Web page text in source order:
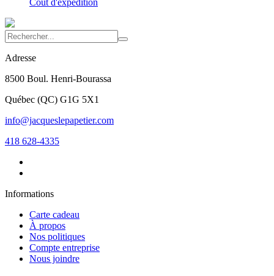
Adresse
8500 Boul. Henri-Bourassa
Québec (QC) G1G 5X1
info@jacqueslepapetier.com
418 628-4335
Informations
Carte cadeau
À propos
Nos politiques
Compte entreprise
Nous joindre